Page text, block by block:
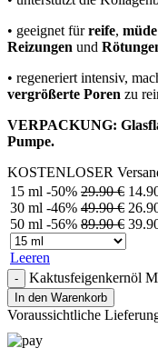
• geeignet fürreife, müde
Reizungen und
• regeneriert intensiv,
vergrößerte Poren zu
VERPACKUNG:
Pumpe.
KOSTENLOSER
15 ml -50% 29.90€
30 ml -46% 49.90€
50 ml -56% 89.90€
Leeren
Kaktusfeigenkernöl
In den Warenkorb
Voraussichtliche